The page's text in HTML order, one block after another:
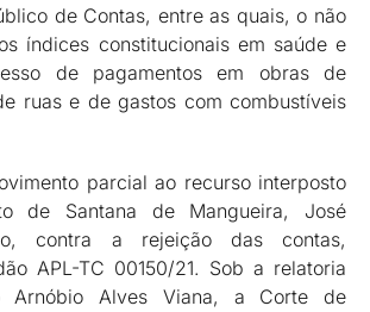
de Contas, entre as quais, o não
índices constitucionais em saúde e
de pagamentos em obras de
ruas e de gastos com combustíveis
parcial ao recurso interposto
de Santana de Mangueira, José
contra a rejeição das contas,
APL-TC 00150/21. Sob a relatoria
Arnóbio Alves Viana, a Corte de